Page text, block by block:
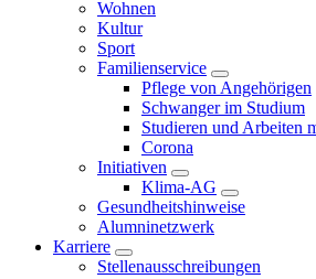
Wohnen
Kultur
Sport
Familienservice
Pflege von Angehörigen
Schwanger im Studium
Studieren und Arbeiten
Corona
Initiativen
Klima-AG
Gesundheitshinweise
Alumninetzwerk
Karriere
Stellenausschreibungen